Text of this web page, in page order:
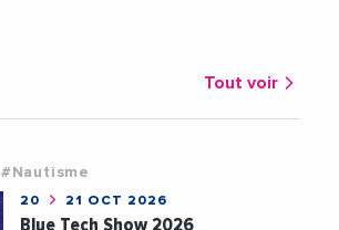
Tout voir
#Nautisme
20 21 OCT 2026
Blue Tech Show 2026